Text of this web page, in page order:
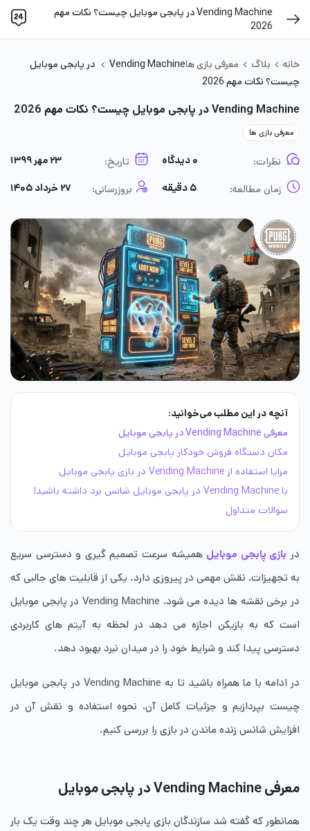
Vending Machine در پابجی موبایل چیست؟ نکات مهم
2026
خانه بلاگ معرفی بازی ها
Vending Machine در پابجی موبایل
چیست؟ نکات مهم 2026
Vending Machine در پابجی موبایل چیست؟ نکات مهم 2026
معرفی بازی ها
نظرات: ۰ دیدگاه تاریخ: ۲۳ مهر ۱۳۹۹
زمان مطالعه: ۵ دقیقه بروزرسانی: ۲۷ خرداد ۱۴۰۵
آنچه در این مطلب می‌خوانید:
معرفی Vending Machine در پابجی موبایل
مکان دستگاه فروش خودکار پابجی موبایل
مزایا استفاده از Vending Machine در بازی پابجی موبایل
با Vending Machine در پابجی موبایل شانس برد داشته باشید!
سوالات متداول
در بازی پابجی موبایل همیشه سرعت تصمیم گیری و دسترسی سریع
به تجهیزات، نقش مهمی در پیروزی دارد. یکی از قابلیت های جالبی که
در برخی نقشه ها دیده می شود، Vending Machine در پابجی موبایل
است که به بازیکن اجازه می دهد در لحظه به آیتم های کاربردی
دسترسی پیدا کند و شرایط خود را در میدان نبرد بهبود دهد.
در ادامه با ما همراه باشید تا به Vending Machine در پابجی موبایل
چیست بپردازیم و جزئیات کامل آن، نحوه استفاده و نقش آن در
افزایش شانس زنده ماندن در بازی را بررسی کنیم.
معرفی Vending Machine در پابجی موبایل
همانطور که گفته شد سازندگان بازی پابجی موبایل هر چند وقت یک بار